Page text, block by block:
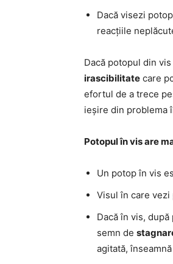
Dacă visezi
reacțiile
Dacă potopul din
irascibilitate care
efortul de a trece
ieșire din problema
Potopul în vis are
Un potop în vis
Visul în care vezi
Dacă în vis,
semn de
agitată,